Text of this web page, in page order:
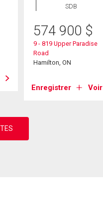
SDB
574 900 $
9 - 819 Upper Paradise
Road
Hamilton, ON
Enregistrer Voir